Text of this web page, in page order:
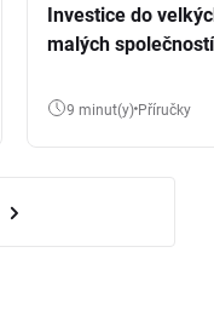
Investice do
malých společností
9 minut(y) Příručky